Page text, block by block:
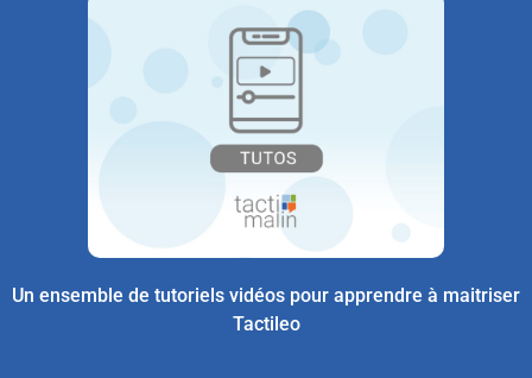
Un ensemble de tutoriels vidéos pour apprendre à maitriser
Tactileo